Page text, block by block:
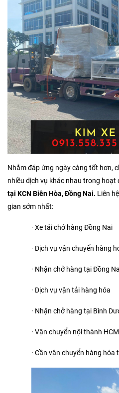
Nhằm đáp ứng ngày càng tốt hơn,
nhiều dịch vụ khác nhau trong hoạt
tại KCN Biên Hòa, Đồng Nai. Liên
gian sớm nhất:
· Xe tải chở hàng Đồng Nai
· Dịch vụ vận chuyển hàng
· Nhận chở hàng tại Đồng
· Dịch vụ vận tải hàng hóa
· Nhận chở hàng tại Bình
· Vận chuyển nội thành HCM
· Cần vận chuyển hàng hóa